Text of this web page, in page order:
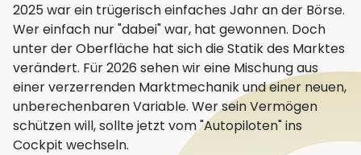
2025 war ein trügerisch einfaches Jahr an der Börse.
Wer einfach nur "dabei" war, hat gewonnen. Doch
unter der Oberfläche hat sich die Statik des Marktes
verändert. Für 2026 sehen wir eine Mischung aus
einer verzerrenden Marktmechanik und einer neuen,
unberechenbaren Variable. Wer sein Vermögen
schützen will, sollte jetzt vom "Autopiloten" ins
Cockpit wechseln.